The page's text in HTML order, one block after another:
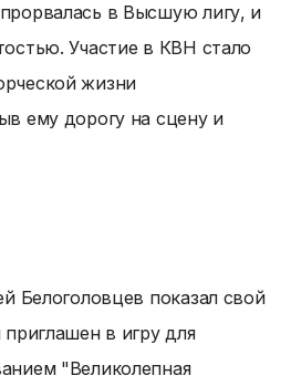
в Высшую лигу, и
Участие в КВН стало
жизни
ему дорогу на сцену и
Белоголовцев показал свой
в игру для
"Великолепная